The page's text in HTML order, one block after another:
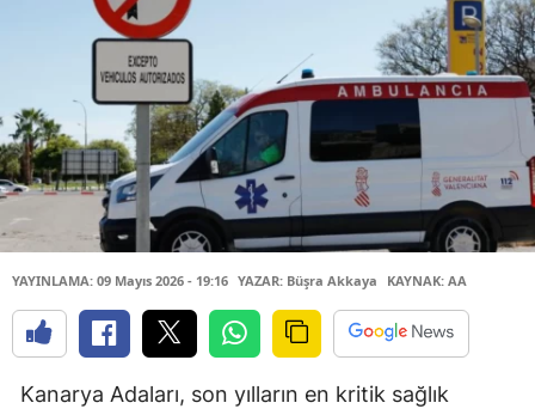
YAYINLAMA: 09 Mayıs 2026 - 19:16 YAZAR: Büşra Akkaya KAYNAK: AA
Kanarya Adaları, son yılların en kritik sağlık